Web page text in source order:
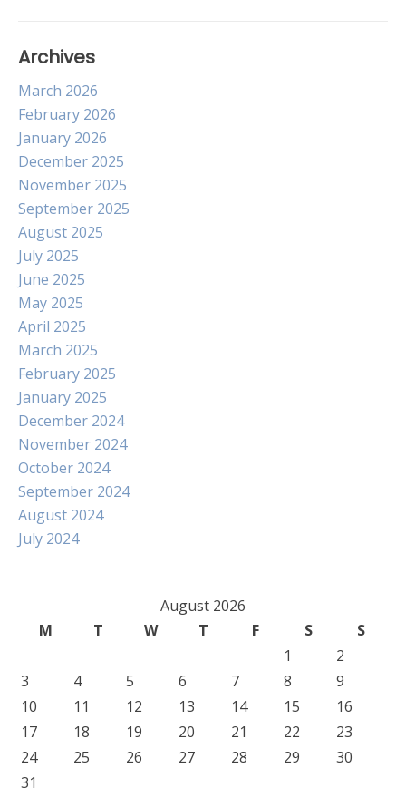
Archives
March 2026
February 2026
January 2026
December 2025
November 2025
September 2025
August 2025
July 2025
June 2025
May 2025
April 2025
March 2025
February 2025
January 2025
December 2024
November 2024
October 2024
September 2024
August 2024
July 2024
August 2026
M
T W T F S
S
1
2
3
4 5 6 7 8
9
10
11 12 13 14 15
16
17
18 19 20 21 22
23
24
25 26 27 28 29
30
31